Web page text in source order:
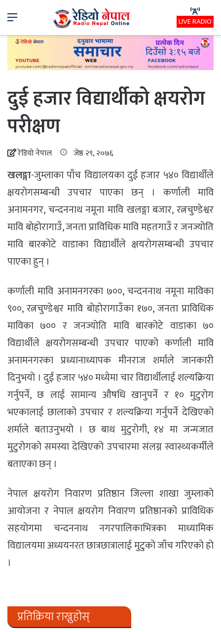
Menu LIVE RADIO
दुई हजार विद्यार्थीको क्षयरोग
परीक्षण
रेडियो नेपाल जेष्ठ २९, २०७६
खलङ्गा-जुम्लाका पाँच विद्यालयका दुई हजार ५४० विद्यार्थीले
क्षयरोगसम्बन्धी उपचार पाएका छन् । कर्णाली मावि
अनामनगर, चन्दननाथ नमूना मावि खलङ्गा बजार, रत्नचुण्डेश्वर
मावि बोहोरागाउँ, जनता प्राविधिक मावि महतगाउँ र जनज्योति
मावि बारकोटे वाडाका विद्यार्थीले क्षयरोगसम्बन्धी उपचार
पाएका हुन् ।
कर्णाली मावि अनामनगरका ७००, चन्दननाथ नमूना माविका
९००, रत्नचुण्डेश्वर मावि बोहोरागाउँका १७०, जनता प्राविधिक
माविका ७०० र जनज्योति मावि बारकोटे वाडाका ७०
विद्यार्थीले क्षयरोगसम्बन्धी उपचार पाएको कर्णाली मावि
अनामनगरका प्रध्यानाध्यापक मीनराज शर्माले जानकारी
दिनुभयो । दुई हजार ५४० मध्येमा चार विद्यार्थीलाई शल्यक्रिया
गर्नुपर्ने, छ लाई सामान्य औषधि खानुपर्ने र १० मुटुरोग
भएकालाई छालाको उपचार र शल्यक्रिया गर्नुपर्ने देखिएको
शर्माले बताउनुभयो । छ बाथ मुटुरोगी, १४ मा जन्मजात
मुटुरोगको समस्या देखिएको उपचारमा संलग्न स्वास्थ्यकर्मीले
बताएका छन् ।
नेपाल क्षयरोग निवारण प्रतिष्ठान जिल्ला शाखा जुम्लाको
आयोजना र नेपाल क्षयरोग निवारण प्रतिष्ठानको प्राविधिक
सहयोगमा चन्दननाथ नगरपालिकाभित्रका माध्यामिक
विद्यालयमा अध्ययनरत छात्रछात्रालाई मुटुको जाँच गरिएको हो
।
प्रतिक्रिया राख्नुहोस्